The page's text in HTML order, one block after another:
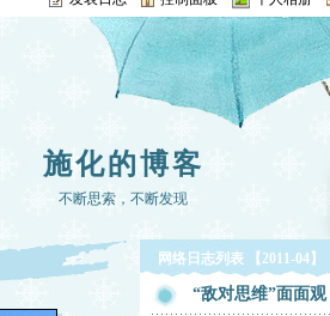
施化的博客
不断思索，不断发现
网络日志列表 【2011-04】
“敌对思维”面面观